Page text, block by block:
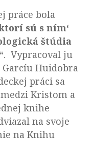
práce bola
sú s ním‘
štúdia
. Vypracoval ju
Garcíu Huidobra
práci sa
Kristom a
knihe
na svoje
na Knihu